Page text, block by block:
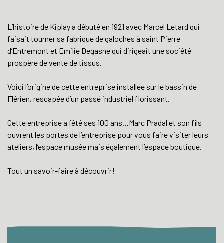
L’histoire de Kiplay a débuté en 1921 avec Marcel Letard qui
faisait tourner sa fabrique de galoches à saint Pierre
d’Entremont et Emilie Degasne qui dirigeait une société
prospère de vente de tissus.
Voici l’origine de cette entreprise installée sur le bassin de
Flérien, rescapée d’un passé industriel florissant.
Cette entreprise a fêté ses 100 ans…Marc Pradal et son fils
ouvrent les portes de l’entreprise pour vous faire visiter leurs
ateliers, l’espace musée mais également l’espace boutique.
Tout un savoir-faire à découvrir!